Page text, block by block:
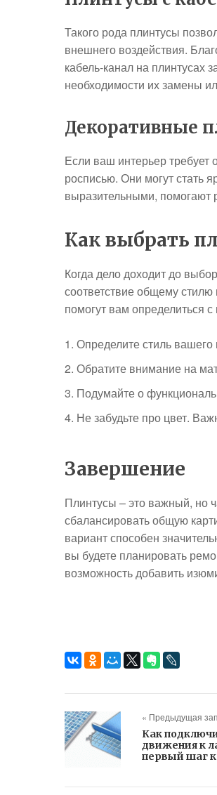
Такого рода плинтусы
внешнего воздействия.
кабель-канал на плинтусах
необходимости их замены
Декоративные
Если ваш интерьер требует
росписью. Они могут стать
выразительными, помогают
Как выбрать
Когда дело доходит до
соответствие общему
помогут вам определиться
Определите стиль
Обратите внимание на
Подумайте о
Не забудьте про цвет.
Завершение
Плинтусы – это важный, но
сбалансировать общую
вариант способен
вы будете планировать
возможность добавить
« Предыдущая
Как
движения к
первый шаг